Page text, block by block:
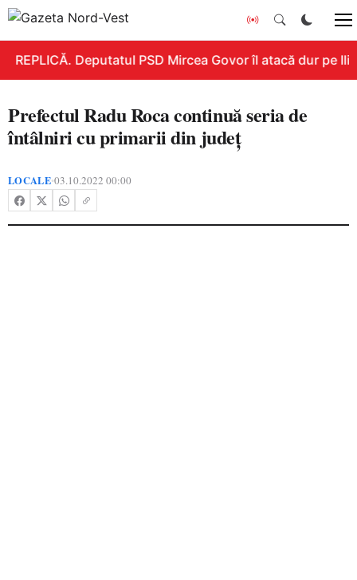
REPLICĂ. Deputatul PSD Mircea Govor îl atacă dur pe
Prefectul Radu Roca continuă seria de
întâlniri cu primarii din județ
LOCALE•03.10.2022 00:00